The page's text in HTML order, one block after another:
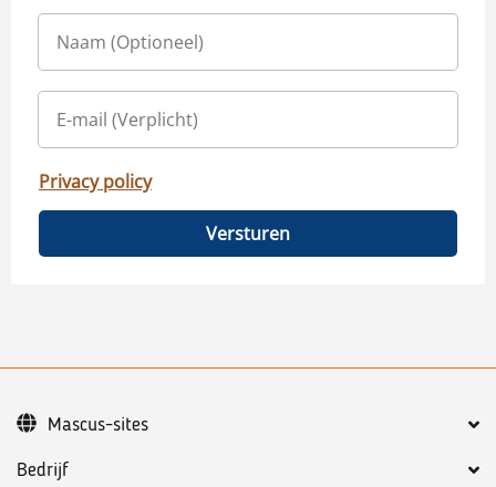
Privacy policy
Versturen
Bedrijf
Mascus-sites